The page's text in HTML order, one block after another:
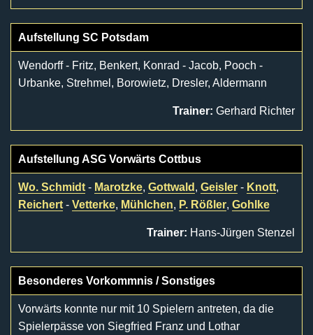
Aufstellung SC Potsdam
Wendorff - Fritz, Benkert, Konrad - Jacob, Pooch -
Urbanke, Strehmel, Borowietz, Dresler, Aldermann
Trainer: Gerhard Richter
Aufstellung ASG Vorwärts Cottbus
Wo. Schmidt - Marotzke, Gottwald , Geisler - Knott,
Reichert - Vetterke, Mühlchen, P. Rößler, Gohlke
Trainer: Hans-Jürgen Stenzel
Besonderes Vorkommnis / Sonstiges
Vorwärts konnte nur mit 10 Spielern antreten, da die
Spielerpässe von Siegfried Franz und Lothar